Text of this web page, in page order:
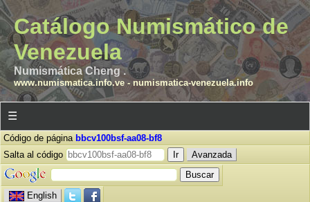
Catálogo Numismático de
Venezuela
Numismática Cheng .
www.numismatica.info.ve- numismatica-venezuela.info
☰
Código de página bbcv100bsf-aa08-bf8
Salta al código
Avanzada
English